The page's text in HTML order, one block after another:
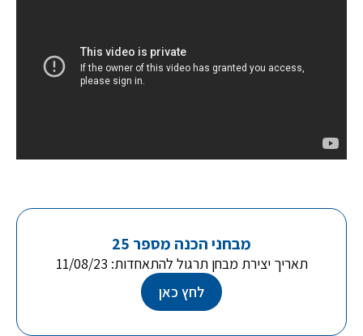
מבחני הכנה מספר 25
תאריך יצירת מבחן תרגול להתאחדות: 11/08/23
לחץ כאן